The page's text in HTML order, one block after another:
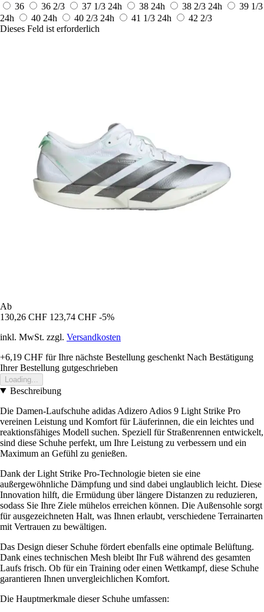
36
36 2/3 37 1/3 24h 38 24h 38 2/3 24h
39 1/3
24h
40 24h 40 2/3 24h 41 1/3 24h
42 2/3
Dieses Feld ist erforderlich
Ab
130,26 CHF 123,74 CHF -5%
inkl. MwSt. zzgl. Versandkosten
+6,19 CHF für Ihre nächste Bestellung geschenkt Nach Bestätigung
Ihrer Bestellung gutgeschrieben
Loading...
Beschreibung
Die Damen-Laufschuhe adidas Adizero Adios 9 Light Strike Pro
vereinen Leistung und Komfort für Läuferinnen, die ein leichtes und
reaktionsfähiges Modell suchen. Speziell für Straßenrennen entwickelt,
sind diese Schuhe perfekt, um Ihre Leistung zu verbessern und ein
Maximum an Gefühl zu genießen.
Dank der Light Strike Pro-Technologie bieten sie eine
außergewöhnliche Dämpfung und sind dabei unglaublich leicht. Diese
Innovation hilft, die Ermüdung über längere Distanzen zu reduzieren,
sodass Sie Ihre Ziele mühelos erreichen können. Die Außensohle sorgt
für ausgezeichneten Halt, was Ihnen erlaubt, verschiedene Terrainarten
mit Vertrauen zu bewältigen.
Das Design dieser Schuhe fördert ebenfalls eine optimale Belüftung.
Dank eines technischen Mesh bleibt Ihr Fuß während des gesamten
Laufs frisch. Ob für ein Training oder einen Wettkampf, diese Schuhe
garantieren Ihnen unvergleichlichen Komfort.
Die Hauptmerkmale dieser Schuhe umfassen: